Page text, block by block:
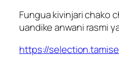
Fungua kivinjari chako
uandike anwani rasmi
https://